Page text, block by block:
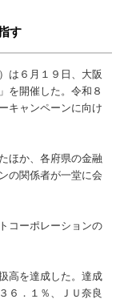
す
は６月１９日、大阪
を開催した。令和８
キャンペーンに向け
ほか、各府県の金融
の関係者が一堂に会
コーポレーションの
高を達成した。達成
６．１％、ＪＵ奈良